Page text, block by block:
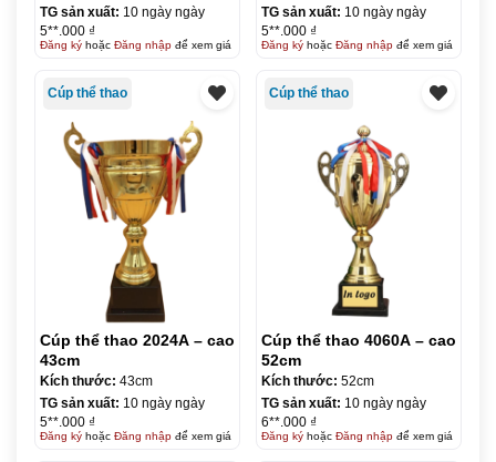
TG sản xuất: 10 ngày ngày
5**.000 ₫
Đăng kýhoặc Đăng nhậpđể xem giá
TG sản xuất: 10 ngày ngày
5**.000 ₫
Đăng kýhoặc Đăng nhậpđể xem giá
Cúp thể thao
Cúp thể thao 2024A – cao
43cm
Kích thước: 43cm
TG sản xuất: 10 ngày ngày
5**.000 ₫
Đăng kýhoặc Đăng nhậpđể xem giá
Cúp thể thao
Cúp thể thao 4060A – cao
52cm
Kích thước: 52cm
TG sản xuất: 10 ngày ngày
6**.000 ₫
Đăng kýhoặc Đăng nhậpđể xem giá